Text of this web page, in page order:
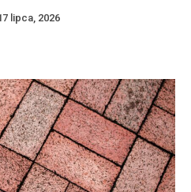
lipca, 2026